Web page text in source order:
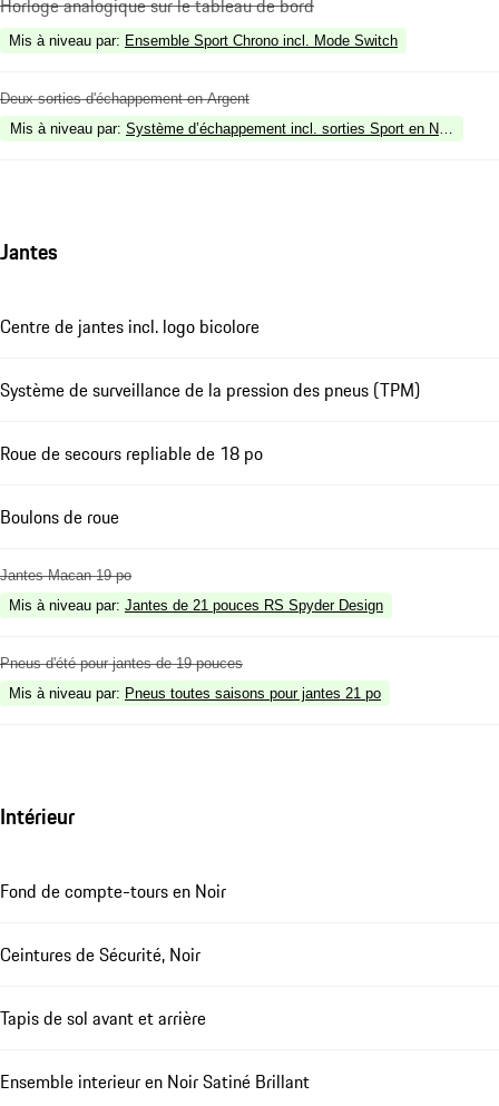
Horloge analogique sur le tableau de bord
Mis à niveau par: Ensemble Sport Chrono incl. Mode Switch
Deux sorties d'échappement en Argent
Mis à niveau par: Système d’échappement incl. sorties Sport en Noir
Jantes
Centre de jantes incl. logo bicolore
Système de surveillance de la pression des pneus (TPM)
Roue de secours repliable de 18 po
Boulons de roue
Jantes Macan 19 po
Mis à niveau par: Jantes de 21 pouces RS Spyder Design
Pneus d'été pour jantes de 19 pouces
Mis à niveau par: Pneus toutes saisons pour jantes 21 po
Intérieur
Fond de compte-tours en Noir
Ceintures de Sécurité, Noir
Tapis de sol avant et arrière
Ensemble interieur en Noir Satiné Brillant